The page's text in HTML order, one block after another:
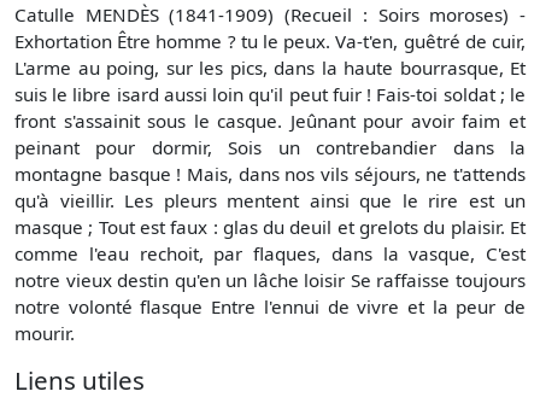
Catulle MENDÈS (1841-1909) (Recueil : Soirs moroses) -
Exhortation Être homme ? tu le peux. Va-t'en, guêtré de cuir,
L'arme au poing, sur les pics, dans la haute bourrasque, Et
suis le libre isard aussi loin qu'il peut fuir ! Fais-toi soldat ; le
front s'assainit sous le casque. Jeûnant pour avoir faim et
peinant pour dormir, Sois un contrebandier dans la
montagne basque ! Mais, dans nos vils séjours, ne t'attends
qu'à vieillir. Les pleurs mentent ainsi que le rire est un
masque ; Tout est faux : glas du deuil et grelots du plaisir. Et
comme l'eau rechoit, par flaques, dans la vasque, C'est
notre vieux destin qu'en un lâche loisir Se raffaisse toujours
notre volonté flasque Entre l'ennui de vivre et la peur de
mourir.
Liens utiles